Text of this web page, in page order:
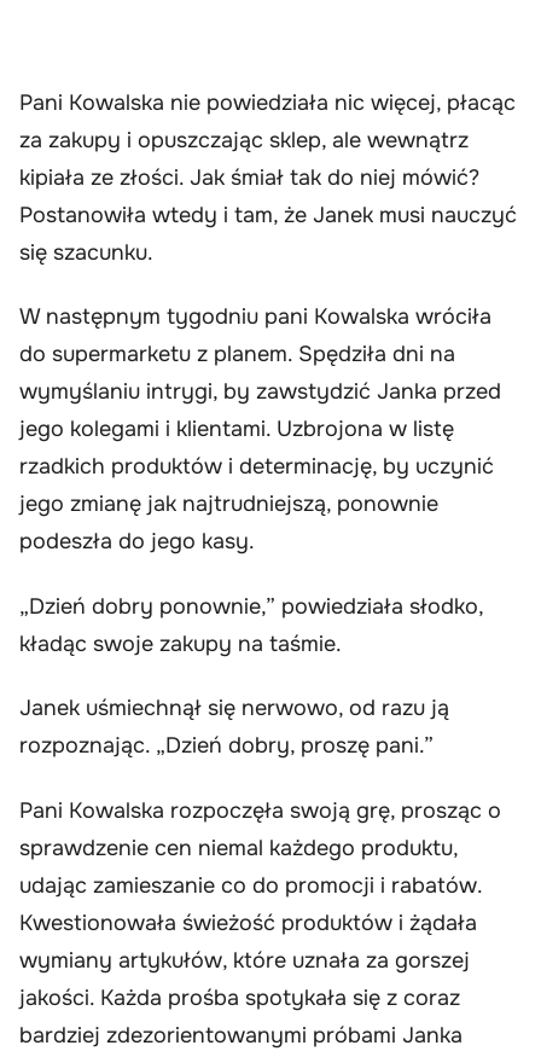
Pani Kowalska nie powiedziała nic więcej, płacąc
za zakupy i opuszczając sklep, ale wewnątrz
kipiała ze złości. Jak śmiał tak do niej mówić?
Postanowiła wtedy i tam, że Janek musi nauczyć
się szacunku.
W następnym tygodniu pani Kowalska wróciła
do supermarketu z planem. Spędziła dni na
wymyślaniu intrygi, by zawstydzić Janka przed
jego kolegami i klientami. Uzbrojona w listę
rzadkich produktów i determinację, by uczynić
jego zmianę jak najtrudniejszą, ponownie
podeszła do jego kasy.
„Dzień dobry ponownie,” powiedziała słodko,
kładąc swoje zakupy na taśmie.
Janek uśmiechnął się nerwowo, od razu ją
rozpoznając. „Dzień dobry, proszę pani.”
Pani Kowalska rozpoczęła swoją grę, prosząc o
sprawdzenie cen niemal każdego produktu,
udając zamieszanie co do promocji i rabatów.
Kwestionowała świeżość produktów i żądała
wymiany artykułów, które uznała za gorszej
jakości. Każda prośba spotykała się z coraz
bardziej zdezorientowanymi próbami Janka